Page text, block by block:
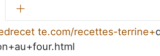
te.com/recettes-terrine+